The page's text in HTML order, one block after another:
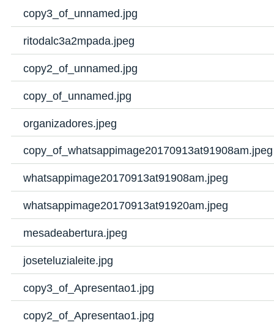
copy3_of_unnamed.jpg
ritodalc3a2mpada.jpeg
copy2_of_unnamed.jpg
copy_of_unnamed.jpg
organizadores.jpeg
copy_of_whatsappimage20170913at91908am.jpeg
whatsappimage20170913at91908am.jpeg
whatsappimage20170913at91920am.jpeg
mesadeabertura.jpeg
joseteluzialeite.jpg
copy3_of_Apresentao1.jpg
copy2_of_Apresentao1.jpg